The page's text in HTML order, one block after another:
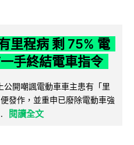
里程病 剩 75% 電
手終結電車指令
開嘲諷電動車車主患有「里
發作，並重申已廢除電動車強
閱讀全文